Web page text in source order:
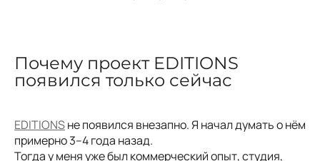
Почему проект EDITIONS
появился только сейчас
EDITIONSне появился внезапно. Я начал думать о нём
примерно 3–4 года назад.
Тогда у меня уже был коммерческий опыт, студия,